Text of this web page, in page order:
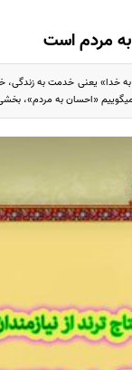
مردم است
خدا» یعنی خدمت به
«احسان به مردم»،